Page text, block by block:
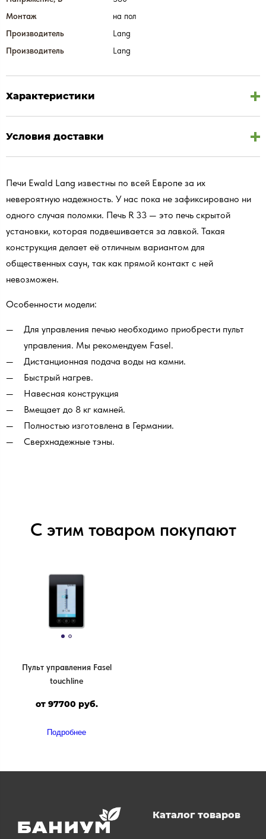
Монтаж
на пол
Производитель
Lang
Производитель
Lang
Характеристики
Условия доставки
Печи Ewald Lang известны по всей Европе за их
невероятную надежность. У нас пока не зафиксировано ни
одного случая поломки. Печь R 33 — это печь скрытой
установки, которая подвешивается за лавкой. Такая
конструкция делает её отличным вариантом для
общественных саун, так как прямой контакт с ней
невозможен.
Особенности модели:
Для управления печью необходимо приобрести пульт
управления. Мы рекомендуем Fasel.
Дистанционная подача воды на камни.
Быстрый нагрев.
Навесная конструкция
Вмещает до 8 кг камней.
Полностью изготовлена в Германии.
Сверхнадежные тэны.
С этим товаром покупают
Пульт управления Fasel
touchline
от 97700 руб.
Подробнее
Каталог товаров